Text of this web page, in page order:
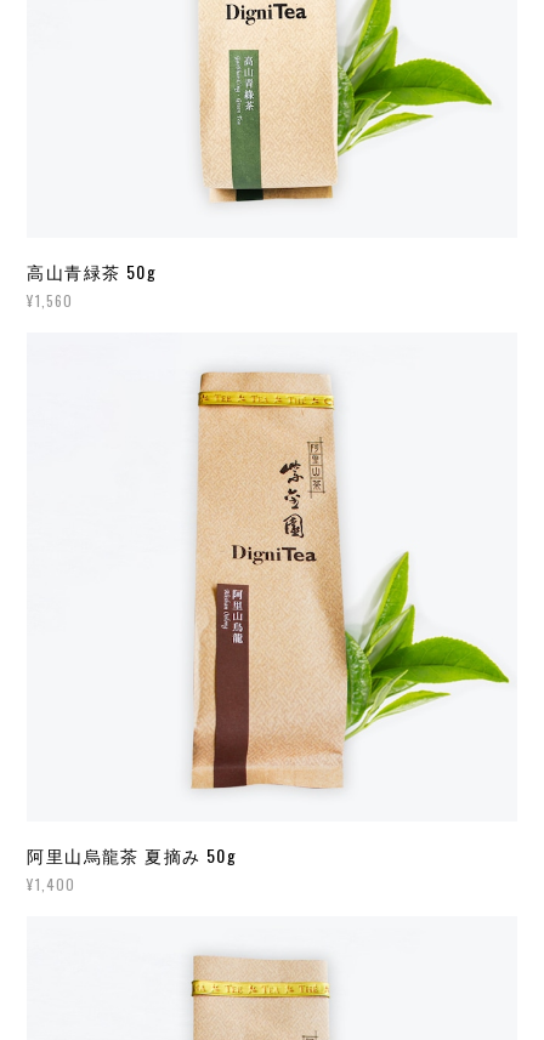
高山青緑茶 50g
¥1,560
阿里山烏龍茶 夏摘み 50g
¥1,400